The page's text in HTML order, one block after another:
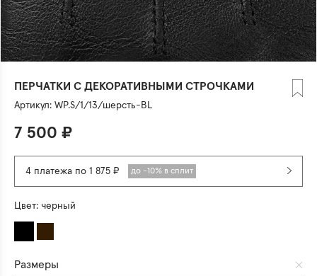
ПЕРЧАТКИ С ДЕКОРАТИВНЫМИ СТРОЧКАМИ
Артикул: WP.S/1/13/шерсть-BL
7 500 ₽
4 платежа по 1 875 ₽ до -10% в сплит
Цвет: черный
Размеры